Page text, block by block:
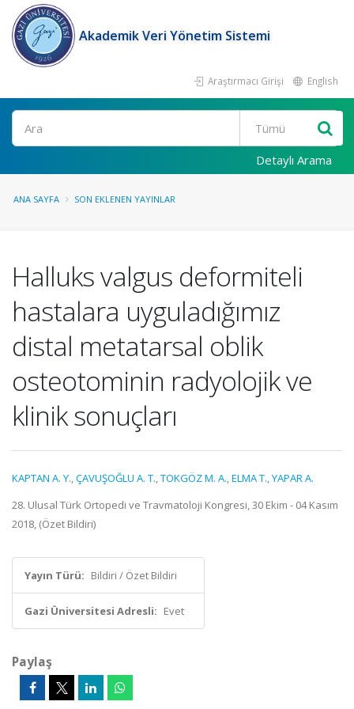
Akademik Veri Yönetim Sistemi
Araştırmacı Girişi English
Ara
Detaylı Arama
ANA SAYFA SON EKLENEN YAYINLAR
Halluks valgus deformiteli
hastalara uyguladığımız
distal metatarsal oblik
osteotominin radyolojik ve
klinik sonuçları
KAPTAN A. Y.,ÇAVUŞOĞLU A. T.,TOKGÖZ M. A.,ELMA T.,YAPAR A.
28. Ulusal Türk Ortopedi ve Travmatoloji Kongresi, 30 Ekim - 04 Kasım
2018, (Özet Bildiri)
Yayın Türü: Bildiri / Özet Bildiri
Gazi Üniversitesi Adresli: Evet
Paylaş